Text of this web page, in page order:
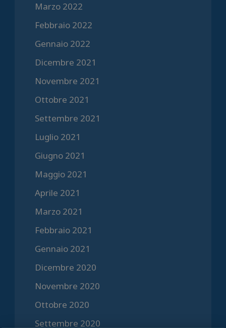
Marzo 2022
Febbraio 2022
Gennaio 2022
Dicembre 2021
Novembre 2021
Ottobre 2021
Settembre 2021
Luglio 2021
Giugno 2021
Maggio 2021
Aprile 2021
Marzo 2021
Febbraio 2021
Gennaio 2021
Dicembre 2020
Novembre 2020
Ottobre 2020
Settembre 2020